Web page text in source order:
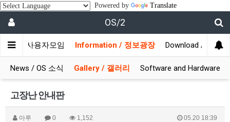
Powered by Translate
OS/2
/ 사용자모임 Information / 정보광장 Download / 자료실
News / OS 소식 Gallery / 갤러리 Software and Hardware
고장난 안내판
마루 0 1,152 05.20 18:39